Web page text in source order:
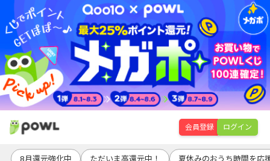
会員登録 ログイン
8月還元強化中 ただいま高還元中！ 夏休みのおうち時間を応